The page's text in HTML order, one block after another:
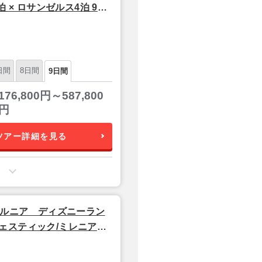
× ロサンゼルス4泊 9日
間 8日間 9日間
円～587,800
アー詳細を見る
ニア ディズニーラン
スティック/ミレニアム